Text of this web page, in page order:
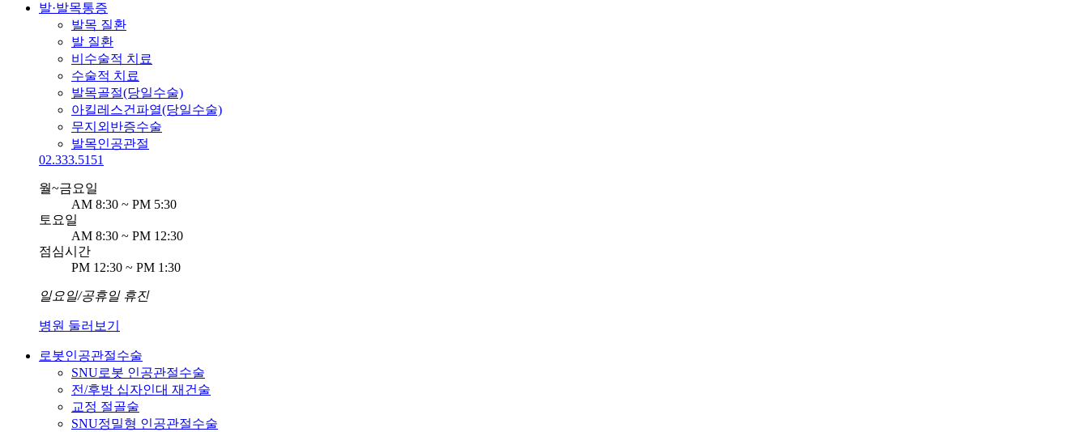
발·발목통증
발목 질환
발 질환
비수술적 치료
수술적 치료
발목골절(당일수술)
아킬레스건파열(당일수술)
무지외반증수술
발목인공관절
02.333.5151
월~금요일
AM 8:30 ~ PM 5:30
토요일
AM 8:30 ~ PM 12:30
점심시간
PM 12:30 ~ PM 1:30
일요일/공휴일 휴진
병원 둘러보기
로봇인공관절수술
SNU로봇 인공관절수술
전/후방 십자인대 재건술
교정 절골술
SNU정밀형 인공관절수술